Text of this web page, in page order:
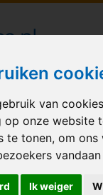
van
op onze website
te tonen, om
Ik weiger
Champagne 12 inch
BALLONNEN